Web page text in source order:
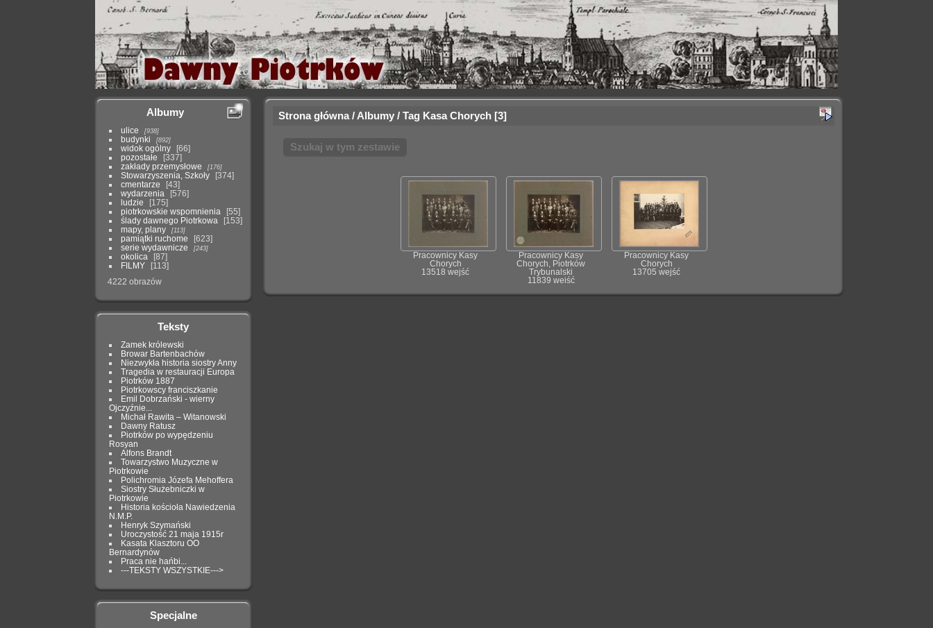
Albumy
ulice 938
budynki 892
widok ogólny
66
pozostałe
337
zakłady przemysłowe
176
Stowarzyszenia, Szkoły
374
cmentarze
43
wydarzenia
576
ludzie
175
piotrkowskie wspomnienia
55
ślady dawnego Piotrkowa
153
mapy, plany
113
pamiątki ruchome
623
serie wydawnicze
243
okolica
87
FILMY
113
4222 obrazów
Teksty
Zamek królewski
Browar Bartenbachów
Niezwykła historia siostry Anny
Tragedia w restauracji Europa
Piotrków 1887
Piotrkowscy franciszkanie
Emil Dobrzański - wierny
Ojczyźnie...
Michał Rawita – Witanowski
Dawny Ratusz
Piotrków po wypędzeniu
Rosyan
Alfons Brandt
Towarzystwo Muzyczne w
Piotrkowie
Polichromia Józefa Mehoffera
Siostry Służebniczki w
Piotrkowie
Historia kościoła Nawiedzenia
N.M.P.
Henryk Szymański
Uroczystość 21 maja 1915r
Kasata Klasztoru OO
Bernardynów
Praca nie hańbi...
---TEKSTY WSZYSTKIE--->
Specjalne
Strona główna/ Albumy/ Tag Kasa Chorych 3
Szukaj w tym zestawie
Pracownicy Kasy
Chorych
13518 wejść
Pracownicy Kasy
Chorych, Piotrków
Trybunalski
11839 wejść
Pracownicy Kasy
Chorych
13705 wejść